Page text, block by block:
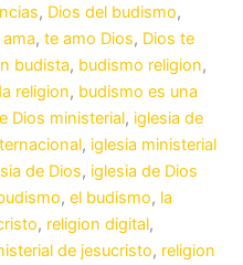
, Dios del budismo,
, te amo Dios, Dios te
budista, budismo religion,
religion, budismo es una
Dios ministerial, iglesia de
, iglesia ministerial
de Dios, iglesia de Dios
, el budismo, la
, religion digital,
de jesucristo, religion